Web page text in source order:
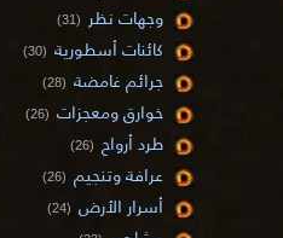
وجهات نظر (31)
كائنات أسطورية (30)
جرائم غامضة (28)
خوارق ومعجزات (26)
طرد أرواح (26)
عرافة وتنجيم (26)
أسرار الأرض (24)